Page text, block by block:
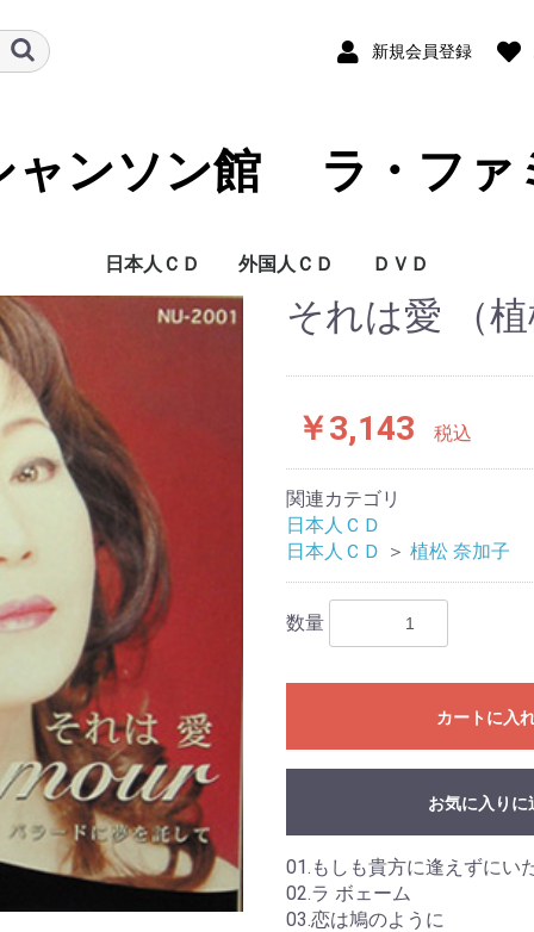
新規会員登録
ャンソン館 ラ・ファ
日本人ＣＤ
藍澤 幸頼
青木 裕史
青木 FUKI
青山 桂子
浅草 慶子
朝倉 まみ
芦野 宏
麻生 恵
阿部 レイ
新井 英一
荒井 洸子
荒井 基裕
荒木 陽一
アリア
有光 雅子
淡谷 のり子
安寿 ミラ
安奈 淳
池澤 彩
池田 ひろ子
いさらい香奈子
石井 慶子
石井 祥子
石井 好子
いしざか びんが
泉 麗子
井関 真人
一ノ瀬 和子
伊藤 佐知子
伊東 はじめ
伊藤 ライム
稲谷 奈緒美
今里 哲
岩崎 桃子
岩花 淑子
上原 一途
植松 奈加子
ウエマツ 奈加子
うつみ 宮土理
海原 純子
浦 ひろみ
上野 郁子
大木 康子
大竹 しのぶ
大塚 茉莉子
大滝 善子
大鳥 れい
大原 ますみ
大平 信幸
大美賀 彰代
大村 禮子
大矢 由理佳
岡田 千摩子
岡 道子
岡山 加代子
尾川 京子
小川 景司
奥田 晶子
奥田 真祐美
小倉 浩二
オムニバス J
甲斐 和代
貝山 幸子
かいやま 由起
加治屋 里砂子
拵井 加代子
風 かおる
かとう えい子
加藤 久仁彦
加藤 順子
加藤 登紀子
金沢 小夜子
金子 由香利
鎌田 佳代子
川島 弘
河田 黎
如月 伶生
如月 伶生 & 朧月
岸本 悟明
岸 洋子
北岡 樹
北川 太朗
くどうべん
熊谷 道子
クミコ
具志堅ナヲ
K 淳子
香田 夏織
高 英男
公 眞由美
古賀 功子
古賀 力
越路 吹雪
小林 ちから
小林 美恵子
小堀 順子
豪 佑樹
佐伯 枝美
坂田 早苗
嵯峨 美子
佐川 由紀子
ＳＡＫＵＲＡ．
桜井 ハルコ
桜 みさを
佐古田 清美
ささき 絢子
佐々木 秀実
笹 潤子
佐竹 律香
佐野 加織
さほ まりこ
沢木 順
志咲 なおみ
姿月 あさと
紫乃路 えり
しのはら としお
柴田 乃生子
渋谷 文太郎
しますえ よしお
嶋本 秀朗
島本 弘子
清水 式子
清水 康子
下田 まゆみ
翔 ユリ子
白木 ゆう子
新城 まゆみ
SHIN太郎
Junko & French Kis
Swing Niglots
菅原 佐知子
菅原 洋一
杉田 真理子
杉原 あつ子
杉村 美恵
杉山 泰子
セツ SETU
瀬間 千恵
芹沢 抄子
薔薇 美子
高久 由紀子
TAKAKO
高崎 啓子
高橋 絵実
高木 聖乃
高木 満寿美
高木 椋太
滝 むつみ
竹下 ユキ
竹山 京李
田嶋 陽子
田尻 勝久
橘 妃呂子
田中 朗
谷古 晴美
田の上 一洲
珠木 美甫
タマーラ
千秋 みつる
千城 恵
月宮 たづ子
つのだ よしひろ
椿井 亘
出口 美保
東地 美佳
戸川 昌子
富田 喜子
斗南 良子
TOMUYA
友納 あけみ
友部 裕子
長瀬 ゆき
仲代 圭吾
中原 美紗緒
仲 マサコ
中村 扶実
中山 節子
夏 夕子
南條 桂
西原 けい子
西原 啓子
西山 伊佐子
二宮 眞知子
根来 美佐子
野坂 暘子
野田 広子
野原 百合子
芳賀 千勢子
橋本 奈央子
畠山 文男
波多野 まき
花田 和子
花田 玲子
浜﨑 久美子
林 美喜
原 洋子
原 れい子
薔薇天使族 ( 岩元 ガン
坂東 玉三郎
東丘 いずひ
ひなつ 幻
平出 美知子
平野 淑子
平野 りり子
広瀬 節子
広瀬 敏郎
深江 ゆか
深緑 夏代
福井 晶子
福浦 光洋
藤井 レイ子
藤川 玲子
古坂 るみ子
フレンチキス
文太郎
ペギー 葉山
ほさか 夏子
星奈 佐和子
堀田 さちこ
堀 郁子
堀内 環
前田 こずえ
前原 かずみ
MAKIKO
槇 小奈帆
真琴 つばさ
松原 ルリ子
松本 かずこ
松本 かずみ
松本 幸枝
真矢 ケイ
黛 ようこ
MIKAKO
美樹 ひろみ
三崎 よし子
水織 ゆみ
峰 大介
Mihoko
宮入 公子
宮薗 洋子
美輪 明宏
ムッシュ 矢田部
村上 進
村上 リサ
森岡 怜子
森次 晃嗣
モンデン モモ
ヤスコ
ヤスコ Wild
山口 早智子
山口 陽子
山口 蘭子
山越 愛子
山添 恵子
山田 左知子
山本 満里子
山本 リンダ
湯井 一葉
行代 美都
YOSHIKO
吉田 慧巳
吉永 修子
米田 まり
RIO 「 朧月 」
劉 玉瑛
梨里香
Lili Ley
REICHEL
若林 圭子
若林 ケン
渡辺 歌子
渡辺 えり
渡邉 千歌
渡邉 嘉子
ベルト シルヴァ
外国人ＣＤ
アダモ
アニー コルディ
アラン バリエール
アリスティード ブリ
アリス ドナ
アリゼ
アルフレッド ハウ
アルレッティ
アンドレ クラヴォー
アンナ プリュクナル
アンリ サルヴァドー
イヴェット ジロー
イヴォンヌ プランタ
イヴ デュテイユ
イヴ モンタン
イザベル オーブレ
イザベル ブーレイ
ヴァネッサ パラディ
ヴィッキー
エディー コンスタン
エディット ピアフ
エディ ミッチェル
エルヴェ ヴィラール
エレーヌ セガラ ジ
エンリコ マシアス
オムニバス
オムニバス F
カトリーヌ ソヴァー
ギ ベアール
ギレーヌ ギイ
グラシェラ スサーナ
グラロス
クレール エルジエー
クレモンティーヌ
クロード ゴアティ
クロード チアリ
クロード ヌガロ
クロード フランソワ
グロリア ラッソ
コラ ヴォケール
コレット ルナール
ザーズ
ジェーン バーキン
ジェルメーヌ モンテ
ジジ ジャンメール
ジャクリーヌ ダノ
ジャクリーヌ フラン
ジャック デュトロン
ジャック ドゥーエ
ジャック ブレル
シャルル アズナヴー
シャルル デュモン
シャルル トレネ
ジャン イヴ ティボー
ジャン ギャバン
ジャン クロード パス
ジャンゴ ラインハル
ジャン サブロン
シャンソンの友
ジャン フェラ
シュジー ソリドール
ジュリエット
ジュリエット グレコ
ジョエル オルメス
ジョセフィン ベーカ
ジョニー アリディ
ジョルジュ ゲタリ
ジョルジュ ブラッサ
ジョルジュ ムスタキ
ジョルジュ ユルメー
シルヴィ バルタン
ジル エグロ
ジル エ ジュリアン
ジルベール ベコー
ステファン グラッペ
セシレーム
セルジュ ゲンスブー
セルジュ ラマ
セルジュ レジアニ
ダニー ドーベルソン
ダニエル ヴィダル
ダニエル ダリュー
ダミア
ダリオ モレノ
ダリダ
ティノ ロッシ
ドミニク シャニョン
ドミニック クラヴィ
ナナ ムスクーリ
ニコル ルーヴィエ
ニコレッタ
パタシュ
パトリシア カース
パトリック ヌジェ
バルバラ
バルバリー
ピア コロンボ
ピエール デュダン
ピエール バルー
フェリックス マイヨ
フェリックス ルクレ
フランシス ルマルク
フランシス レイ オー
フランス ギャル
フランセスカ ソルヴ
フランソワーズ アル
フリオ イグレシアス
ブリジット バルドー
ブールヴィル
フレエル
フローランス ヴェラ
ボビー ジャスパー
ボリス ヴィアン
ポール モーリア
マキシム ル フォレス
マチュー ボガード
マチュ− ロザス
マテ アルテリ
マニュ モーガン
マリー ラフォレ
マリ デュバ
マルセル アモン
ミスタンゲット
ミック ミッシェル
ミッシェル アルノー
ミッシェル サルドゥ
ミッシェル デルペッ
ミッシェル フュガン
ミッシェル ポルナレ
ミッシェル ルグラン
ミレイユ
ミレイユ マチュー
ムルージ
メニルモンタン
モーリス シュヴァリ
モーリス ファノン
モニック モレリ
ヤン ファンシュ ケメ
ララ ファビアン
リーヌ ルノー
リス ゴーティ
リナ ケッティ
リュシエンヌ ドリー
リュシエンヌ ボワイ
リリ キューブ
ルイス マリアノ
ルネ ルバ
ルノー
レイモン ルフェーヴ
レオ フェレ
レオ マルジャンヌ
レジーヌ
レ フレール ジャック
ＤＶＤ
芦野 宏 DVD
石井 好子 DVD
越路 吹雪 DVD
長坂 玲 DVD
米田 まり DVD
若林 ケン DVD
それは愛 （植
￥3,143 税込
関連カテゴリ
日本人ＣＤ
日本人ＣＤ ＞ 植松 奈加子
数量
カートに入
お気に入りに
01.もしも貴方に逢えずにい
02.ラ ボェーム
03.恋は鳩のように